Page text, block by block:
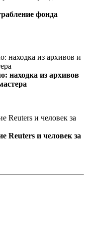
фонда
находка из архивов
Reuters и человек за